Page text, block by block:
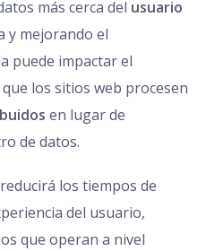
más cerca del usuario
y mejorando el
puede impactar el
los sitios web procesen
en lugar de
de datos.
los tiempos de
del usuario,
que operan a nivel